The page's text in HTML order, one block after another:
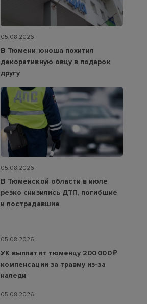
05.08.2026
В Тюмени юноша похитил
декоративную овцу в подарок
другу
05.08.2026
В Тюменской области в июле
резко снизились ДТП, погибшие
и пострадавшие
05.08.2026
УК выплатит тюменцу 200 000 ₽
компенсации за травму из-за
наледи
05.08.2026